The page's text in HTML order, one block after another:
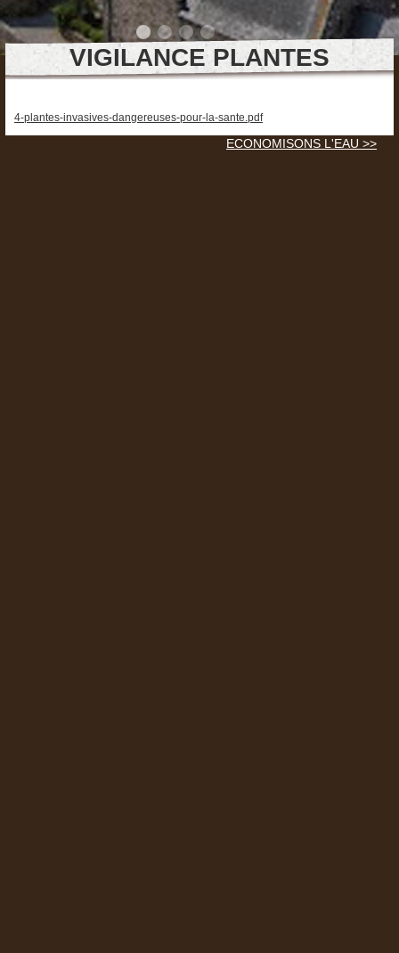
VIGILANCE PLANTES
4-plantes-invasives-dangereuses-pour-la-sante.pdf
ECONOMISONS L'EAU >>